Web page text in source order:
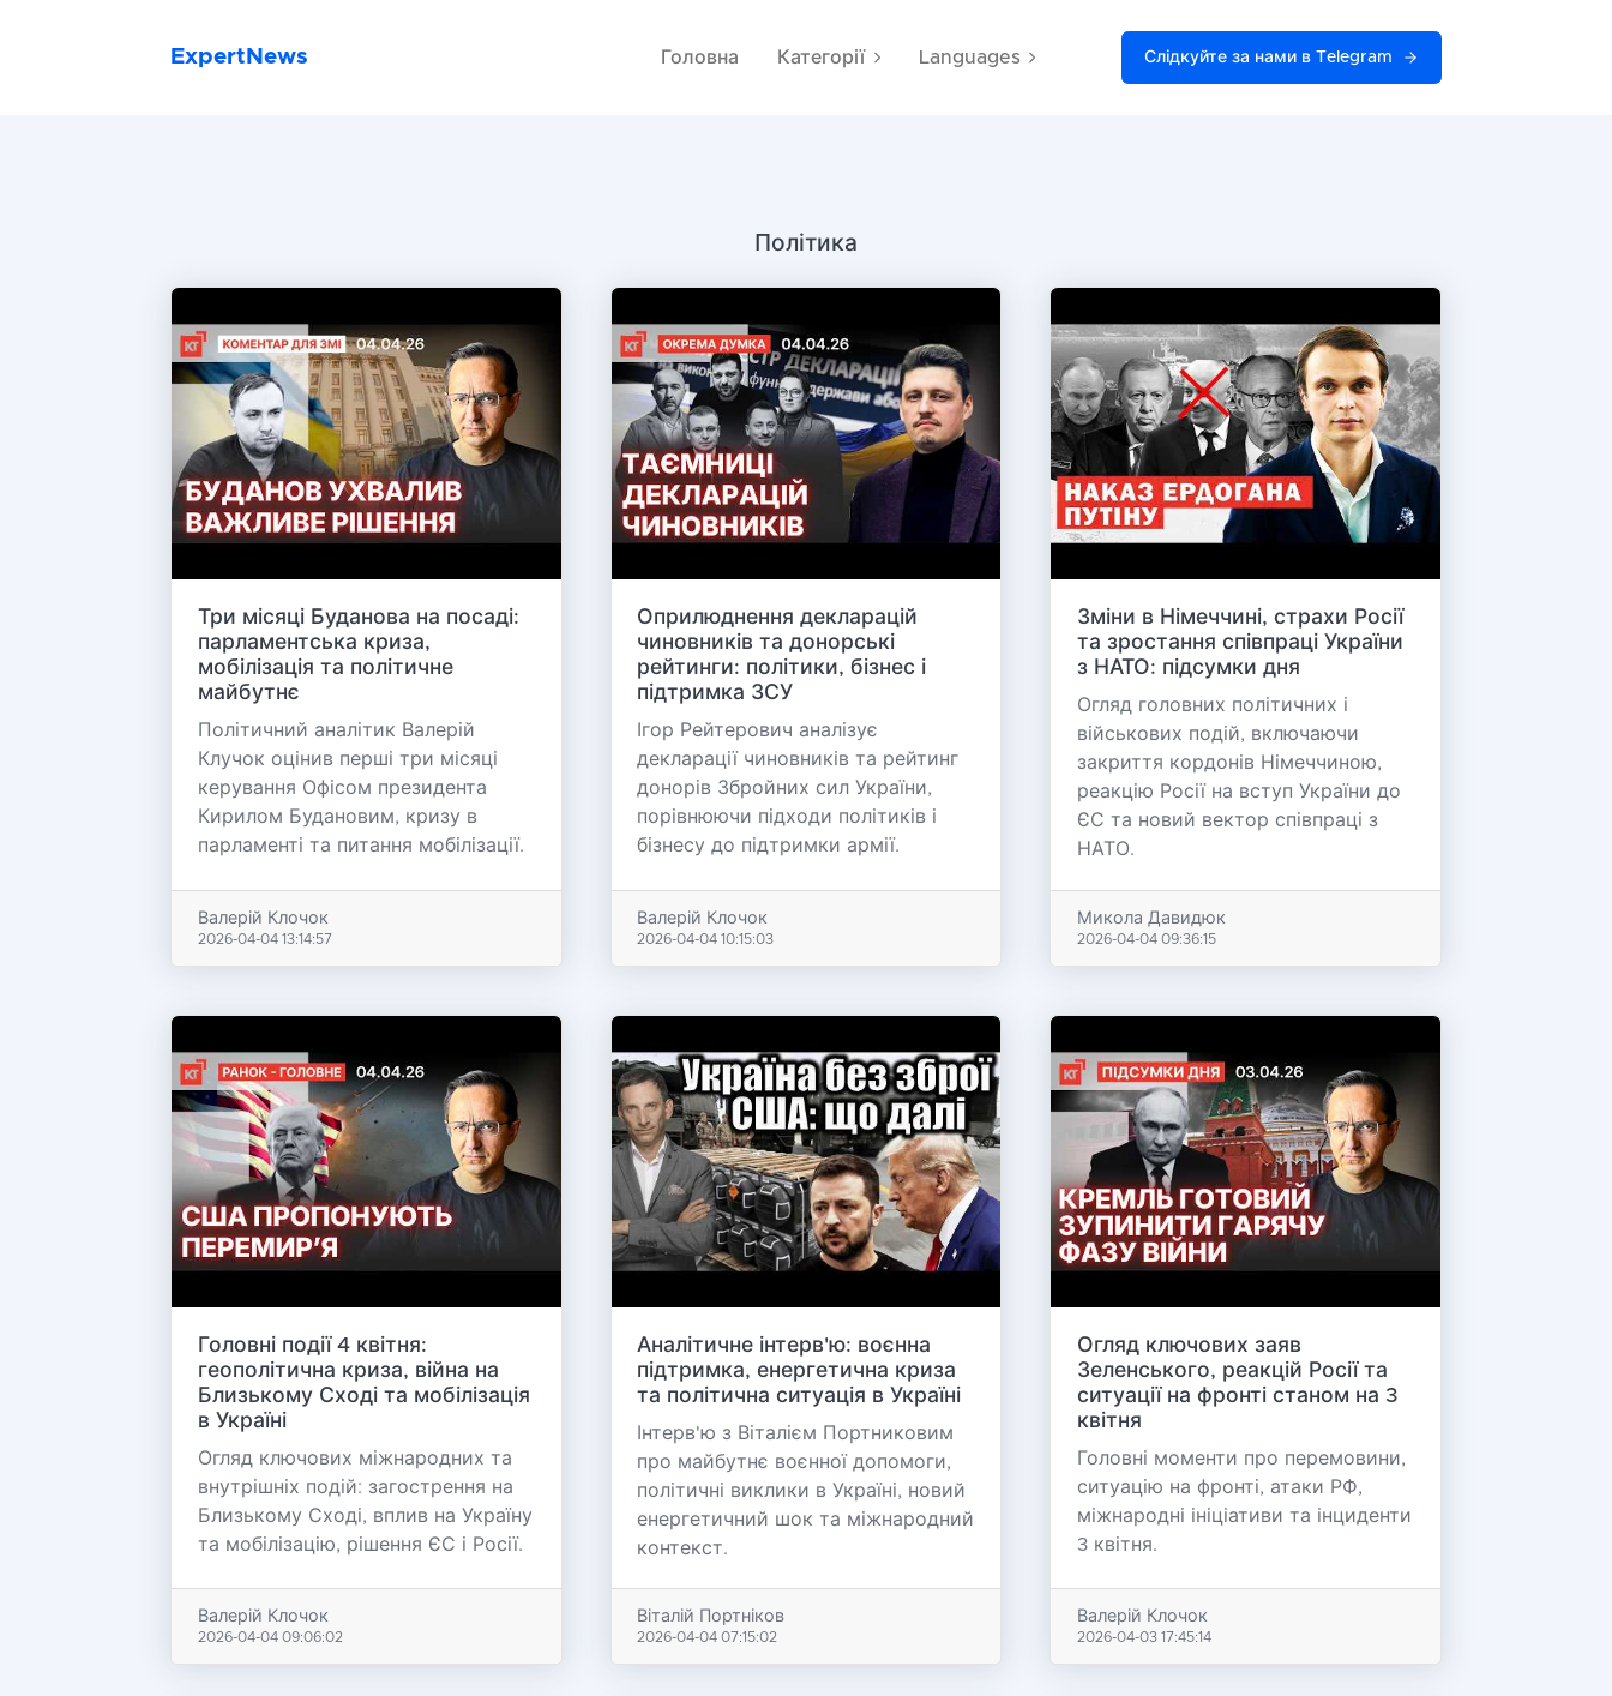
ExpertNews Головна Категорії Languages Слідкуйте за нами в Telegram
Політика
Три місяці Буданова на посаді:
парламентська криза,
мобілізація та політичне
майбутнє
Політичний аналітик Валерій
Клучок оцінив перші три місяці
керування Офісом президента
Кирилом Будановим, кризу в
парламенті та питання мобілізації.
Валерій Клочок
2026-04-04 13:14:57
Оприлюднення декларацій
чиновників та донорські
рейтинги: політики, бізнес і
підтримка ЗСУ
Ігор Рейтерович аналізує
декларації чиновників та рейтинг
донорів Збройних сил України,
порівнюючи підходи політиків і
бізнесу до підтримки армії.
Валерій Клочок
2026-04-04 10:15:03
Зміни в Німеччині, страхи Росії
та зростання співпраці України
з НАТО: підсумки дня
Огляд головних політичних і
військових подій, включаючи
закриття кордонів Німеччиною,
реакцію Росії на вступ України до
ЄС та новий вектор співпраці з
НАТО.
Микола Давидюк
2026-04-04 09:36:15
Головні події 4 квітня:
геополітична криза, війна на
Близькому Сході та мобілізація
в Україні
Огляд ключових міжнародних та
внутрішніх подій: загострення на
Близькому Сході, вплив на Україну
та мобілізацію, рішення ЄС і Росії.
Валерій Клочок
2026-04-04 09:06:02
Аналітичне інтерв'ю: воєнна
підтримка, енергетична криза
та політична ситуація в Україні
Інтерв'ю з Віталієм Портниковим
про майбутнє воєнної допомоги,
політичні виклики в Україні, новий
енергетичний шок та міжнародний
контекст.
Віталій Портніков
2026-04-04 07:15:02
Огляд ключових заяв
Зеленського, реакцій Росії та
ситуації на фронті станом на 3
квітня
Головні моменти про перемовини,
ситуацію на фронті, атаки РФ,
міжнародні ініціативи та інциденти
3 квітня.
Валерій Клочок
2026-04-03 17:45:14